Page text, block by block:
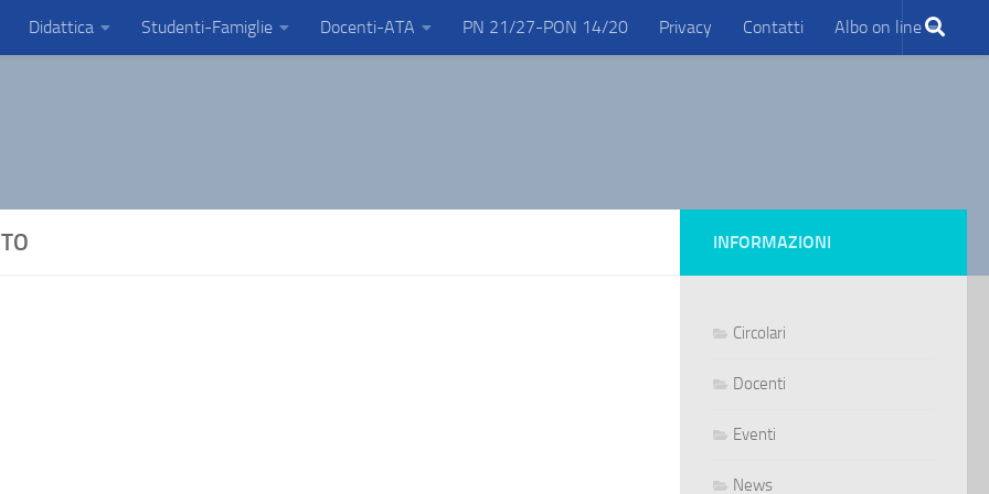
Didattica Studenti-Famiglie Docenti-ATA PN 21/27-PON 14/20 Privacy Contatti Albo on line
INFORMAZIONI
Circolari
Docenti
Eventi
News